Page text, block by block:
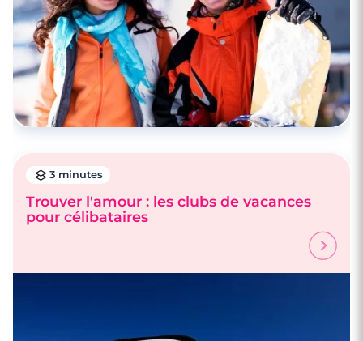
3 minutes
Trouver l'amour : les clubs de vacances
pour célibataires